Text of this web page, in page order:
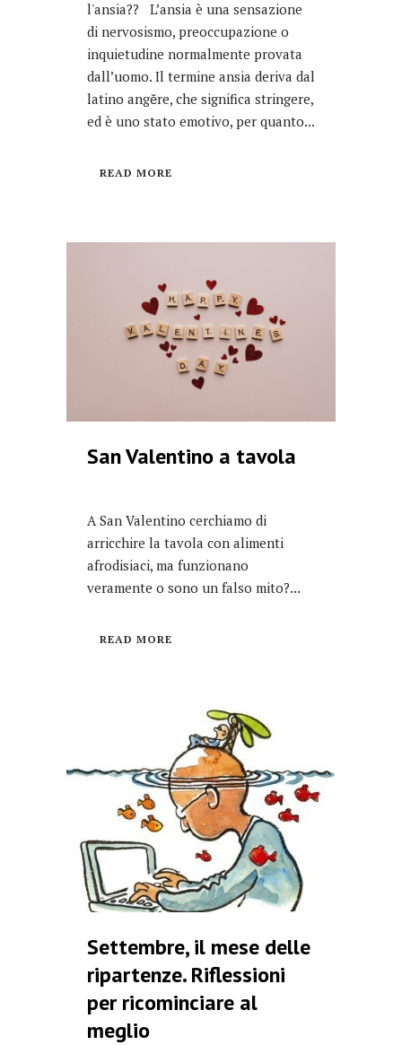
l'ansia?? L’ansia è una sensazione
di nervosismo, preoccupazione o
inquietudine normalmente provata
dall’uomo. Il termine ansia deriva dal
latino angĕre, che significa stringere,
ed è uno stato emotivo, per quanto...
READ MORE
San Valentino a tavola
A San Valentino cerchiamo di
arricchire la tavola con alimenti
afrodisiaci, ma funzionano
veramente o sono un falso mito?...
READ MORE
Settembre, il mese delle
ripartenze. Riflessioni
per ricominciare al
meglio